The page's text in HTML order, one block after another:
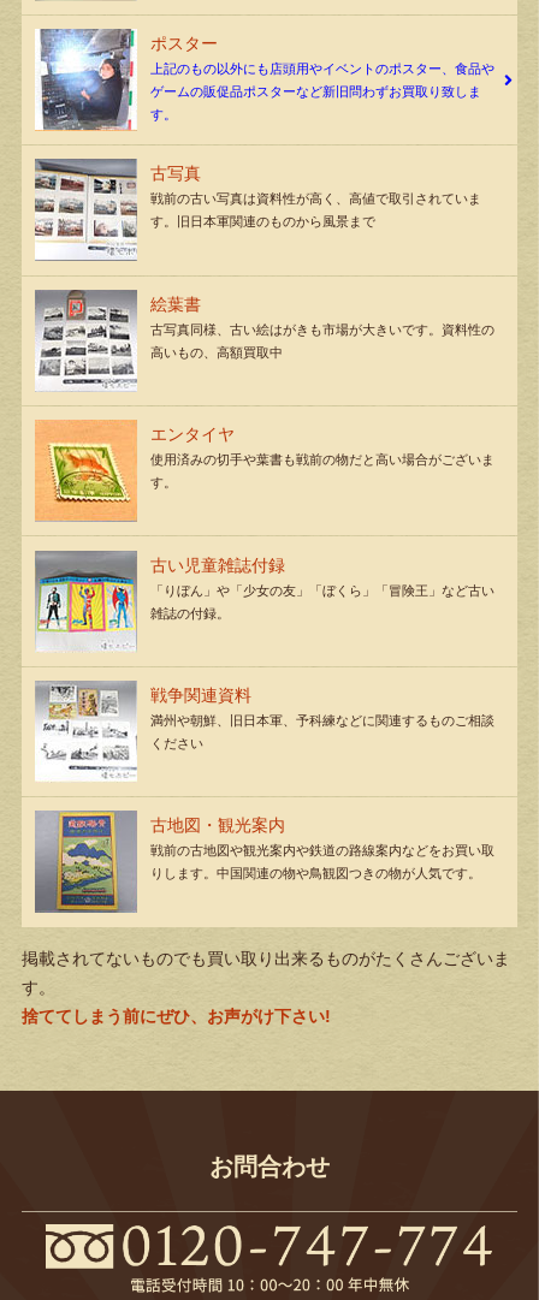
ポスター
上記のもの以外にも店頭用やイベントのポスター、食品や
ゲームの販促品ポスターなど新旧問わずお買取り致しま
す。
古写真
戦前の古い写真は資料性が高く、高値で取引されていま
す。旧日本軍関連のものから風景まで
絵葉書
古写真同様、古い絵はがきも市場が大きいです。資料性の
高いもの、高額買取中
エンタイヤ
使用済みの切手や葉書も戦前の物だと高い場合がございま
す。
古い児童雑誌付録
「りぼん」や「少女の友」「ぼくら」「冒険王」など古い
雑誌の付録。
戦争関連資料
満州や朝鮮、旧日本軍、予科練などに関連するものご相談
ください
古地図・観光案内
戦前の古地図や観光案内や鉄道の路線案内などをお買い取
りします。中国関連の物や鳥観図つきの物が人気です。
掲載されてないものでも買い取り出来るものがたくさんございま
す。
捨ててしまう前にぜひ、お声がけ下さい!
お問合わせ